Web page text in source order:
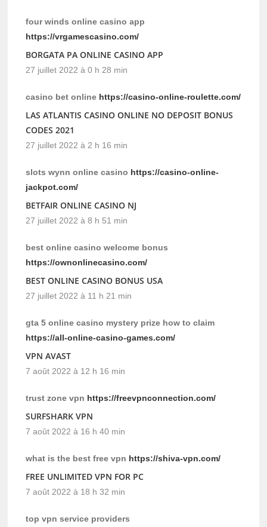
four winds online casino app
https://vrgamescasino.com/
BORGATA PA ONLINE CASINO APP
27 juillet 2022 à 0 h 28 min
casino bet online https://casino-online-roulette.com/
LAS ATLANTIS CASINO ONLINE NO DEPOSIT BONUS
CODES 2021
27 juillet 2022 à 2 h 16 min
slots wynn online casino https://casino-online-
jackpot.com/
BETFAIR ONLINE CASINO NJ
27 juillet 2022 à 8 h 51 min
best online casino welcome bonus
https://ownonlinecasino.com/
BEST ONLINE CASINO BONUS USA
27 juillet 2022 à 11 h 21 min
gta 5 online casino mystery prize how to claim
https://all-online-casino-games.com/
VPN AVAST
7 août 2022 à 12 h 16 min
trust zone vpn https://freevpnconnection.com/
SURFSHARK VPN
7 août 2022 à 16 h 40 min
what is the best free vpn https://shiva-vpn.com/
FREE UNLIMITED VPN FOR PC
7 août 2022 à 18 h 32 min
top vpn service providers